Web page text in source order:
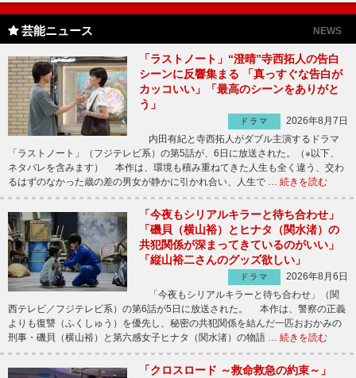
芸能ニュース NEWS
「ラストノート」“澄晴”寺西拓人の告白
シーンに反響集まる 「真っすぐな告白が
カッコいい」「最高のシーンをありがと
う」
ドラマ
2026年8月7日
内田有紀と寺西拓人がダブル主演するドラマ
「ラストノート」（フジテレビ系）の第5話が、6日に放送された。（※以下、
ネタバレを含みます） 本作は、環境も積み重ねてきた人生も全く違う、交わ
るはずのなかった歳の差の男女が静かに引かれ合い、人生で … 続きを読む
「今夜もシリアルキラーと待ち合わせ」
「磯貝（横山裕）とヒナタ（関水渚）の
共犯関係が深まってきているのがいい」
「縦山裕二さんのグッズ欲しい」
ドラマ
2026年8月6日
「今夜もシリアルキラーと待ち合わせ」（関
西テレビ／フジテレビ系）の第6話が5日に放送された。 本作は、警察の正義
よりも復讐（ふくしゅう）を優先し、秘密の共犯関係を結んだ一匹おおかみの
刑事・磯貝（横山裕）と第六感女子ヒナタ（関水渚）の物語 … 続きを読む
「クロスロード ～救命救急の約束～」